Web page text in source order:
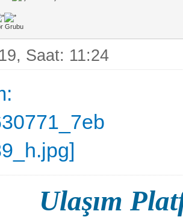
Saat: 11:24
Ulaşım